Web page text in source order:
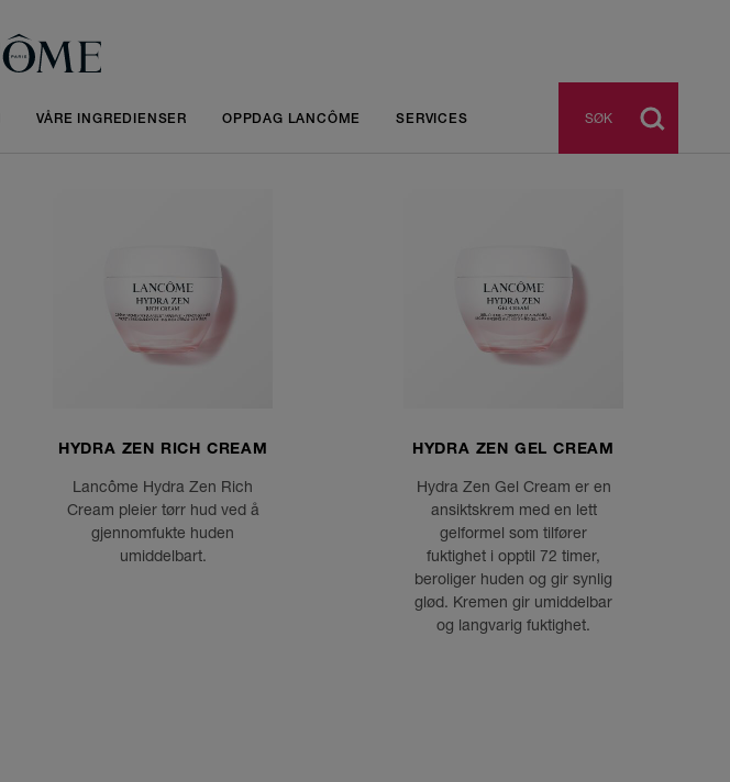
VÅRE INGREDIENSER OPPDAG LANCÔME SERVICES SØK
HYDRA ZEN RICH CREAM
Lancôme Hydra Zen Rich
Cream pleier tørr hud ved å
gjennomfukte huden
umiddelbart.
HYDRA ZEN GEL CREAM
Hydra Zen Gel Cream er en
ansiktskrem med en lett
gelformel som tilfører
fuktighet i opptil 72 timer,
beroliger huden og gir synlig
glød. Kremen gir umiddelbar
og langvarig fuktighet.